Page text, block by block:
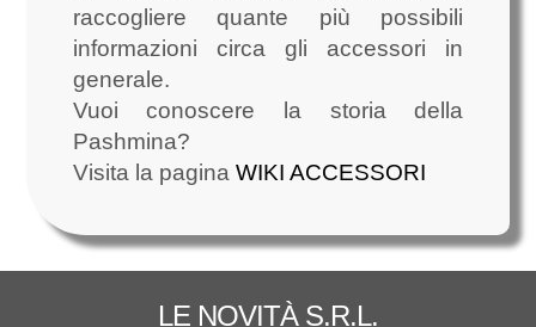
raccogliere quante più possibili
informazioni circa gli accessori in
generale.
Vuoi conoscere la storia della
Pashmina?
Visita la pagina WIKI ACCESSORI
LE NOVITÀ S.R.L.